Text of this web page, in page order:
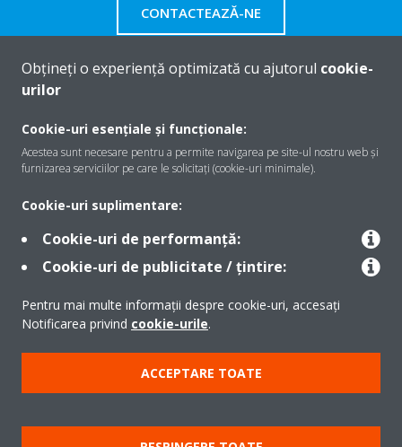
CONTACTEAZĂ-NE
Despre Daikin
Contact
Produse
Copyright © Daikin
Notă legală
Cookie Notice
Politica de protecție a datelor
Obțineți o experiență optimizată cu ajutorul cookie-
urilor
Cookie-uri esențiale și funcționale:
Acestea sunt necesare pentru a permite navigarea pe site-ul nostru web și
furnizarea serviciilor pe care le solicitați (cookie-uri minimale).
Cookie-uri suplimentare:
Cookie-uri de performanță:
Cookie-uri de publicitate / țintire:
Pentru mai multe informații despre cookie-uri, accesați
Notificarea privind cookie-urile.
ACCEPTARE TOATE